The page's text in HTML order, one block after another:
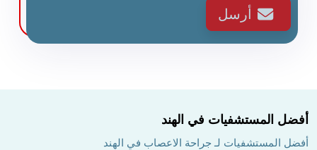
أرسل
أفضل المستشفيات في الهند
أفضل المستشفيات لـ جراحة الاعصاب في الهند